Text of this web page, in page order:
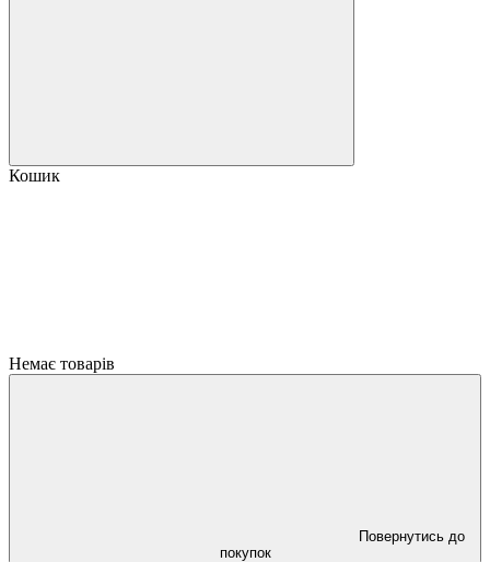
Кошик
Немає товарів
Повернутись до
покупок